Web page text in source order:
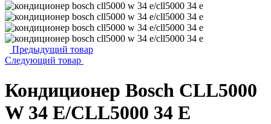
Предыдущий товар
Следующий товар
Кондиционер Bosch CLL5000
W 34 E/CLL5000 34 E